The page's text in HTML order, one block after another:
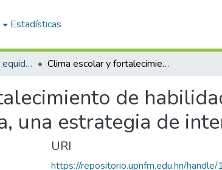
Estadísticas
Maestría en calidad y equidad de la educación Clima escolar y fortalecimiento de habilidades y destrezas sociales en la educación prebásica, una estrategia de intervención
de
una estrategia de
URI
https://repositorio.upnfm.edu.hn/